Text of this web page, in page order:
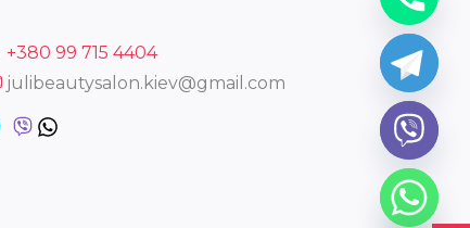
+380 99 715 4404
julibeautysalon.kiev@gmail.com
chaty